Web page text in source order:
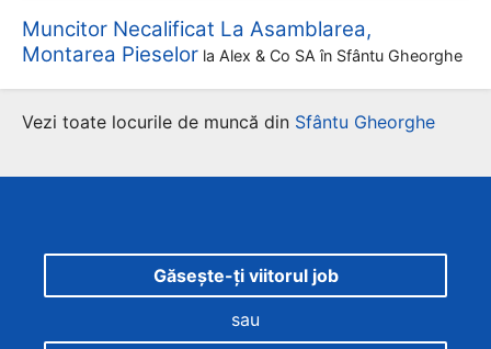
Muncitor Necalificat La Asamblarea,
Montarea Pieselor la Alex & Co SA în Sfântu Gheorghe
Vezi toate locurile de muncă din Sfântu Gheorghe
Găsește-ți viitorul job
sau